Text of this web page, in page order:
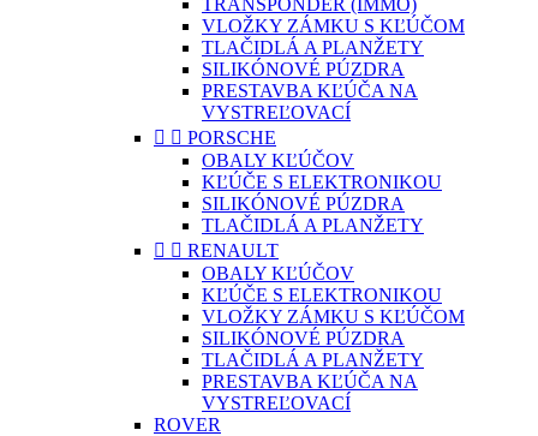
TRANSPONDER (IMMO)
VLOŽKY ZÁMKU S KĽÚČOM
TLAČIDLÁ A PLANŽETY
SILIKÓNOVÉ PÚZDRA
PRESTAVBA KĽÚČA NA
VYSTREĽOVACÍ
  PORSCHE
OBALY KĽÚČOV
KĽÚČE S ELEKTRONIKOU
SILIKÓNOVÉ PÚZDRA
TLAČIDLÁ A PLANŽETY
  RENAULT
OBALY KĽÚČOV
KĽÚČE S ELEKTRONIKOU
VLOŽKY ZÁMKU S KĽÚČOM
SILIKÓNOVÉ PÚZDRA
TLAČIDLÁ A PLANŽETY
PRESTAVBA KĽÚČA NA
VYSTREĽOVACÍ
ROVER